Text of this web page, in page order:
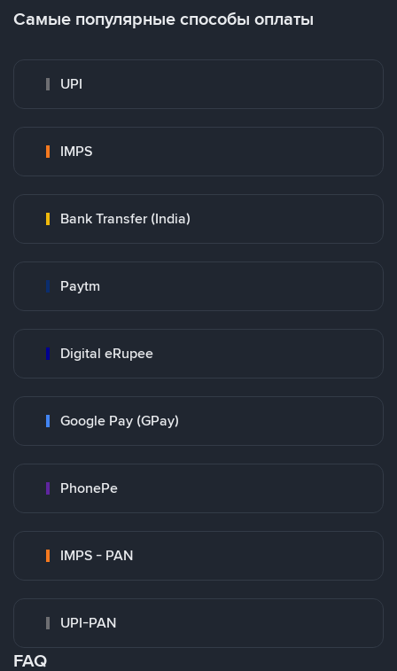
Самые популярные способы оплаты
UPI
IMPS
Bank Transfer (India)
Paytm
Digital eRupee
Google Pay (GPay)
PhonePe
IMPS - PAN
UPI-PAN
FAQ